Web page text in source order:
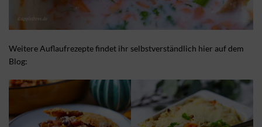
Weitere Auflaufrezepte findet ihr selbstverständlich hier auf dem
Blog: